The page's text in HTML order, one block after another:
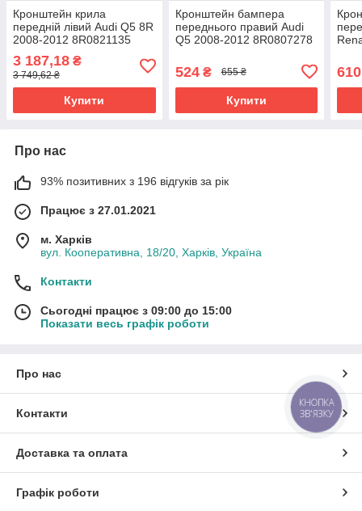
Кронштейн крила
передній лівий Audi Q5 8R
2008-2012 8R0821135
3 187,18 ₴
3 749,62 ₴
Купити
Кронштейн бампера
переднього правий Audi
Q5 2008-2012 8R0807278
524₴ 655 ₴
Купити
610
Про нас
93% позитивних з 196 відгуків за рік
Працює з 27.01.2021
м. Харків
вул. Кооперативна, 18/20, Харків, Україна
Контакти
Сьогодні працює з 09:00 до 15:00
Показати весь графік роботи
Про нас
Контакти
Доставка та оплата
Графік роботи
КНОПКА
ЗВ'ЯЗКУ